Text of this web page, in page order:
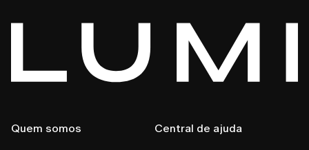
Quem somos Central de ajuda